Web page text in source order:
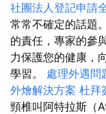
社團法人登記申請
常常不確定的話題。
的責任，專家的參
力保護您的健康，
學習。 處理外遇問
外燴解決方案 杜拜
頸椎叫阿特拉斯（